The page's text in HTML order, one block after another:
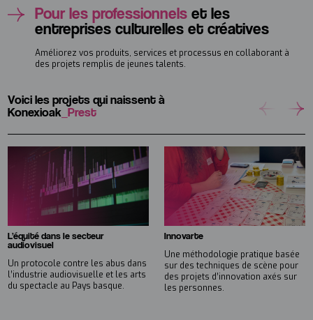
Pour les professionnels et les
entreprises culturelles et créatives
Améliorez vos produits, services et processus en collaborant à
des projets remplis de jeunes talents.
Voici les projets qui naissent à
Konexioak _Prest
L’équité dans le secteur
audiovisuel
Un protocole contre les abus dans
l’industrie audiovisuelle et les arts
du spectacle au Pays basque.
Innovarte
Une méthodologie pratique basée
sur des techniques de scène pour
des projets d’innovation axés sur
les personnes.